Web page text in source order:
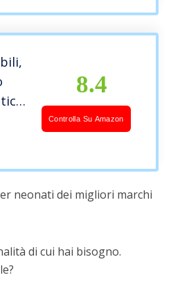
8.4
Controlla Su Amazon
neonati dei migliori marchi
di cui hai bisogno.